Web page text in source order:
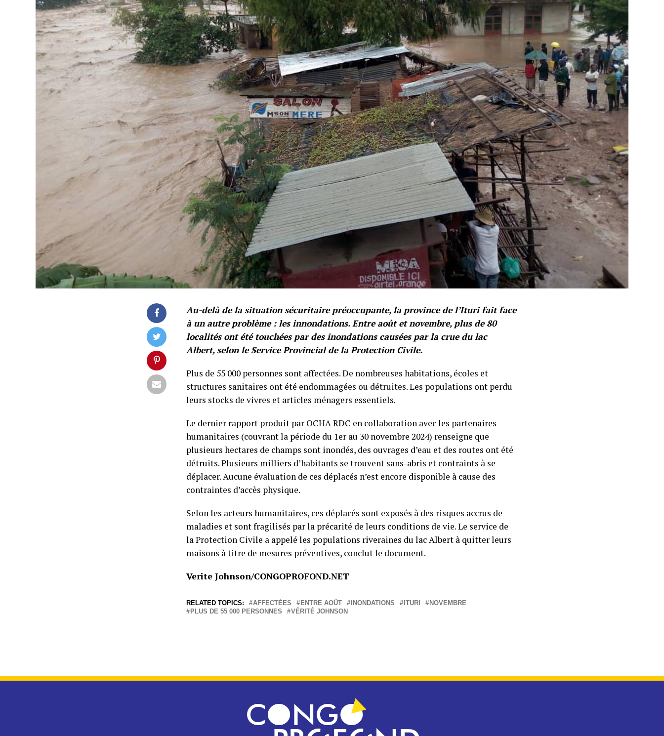
Au-delà de la situation sécuritaire préoccupante, la province de l’Ituri fait face
à un autre problème : les innondations. Entre août et novembre, plus de 80
localités ont été touchées par des inondations causées par la crue du lac
Albert, selon le Service Provincial de la Protection Civile.
Plus de 55 000 personnes sont affectées. De nombreuses habitations, écoles et
structures sanitaires ont été endommagées ou détruites. Les populations ont perdu
leurs stocks de vivres et articles ménagers essentiels.
Le dernier rapport produit par OCHA RDC en collaboration avec les partenaires
humanitaires (couvrant la période du 1er au 30 novembre 2024) renseigne que
plusieurs hectares de champs sont inondés, des ouvrages d’eau et des routes ont été
détruits. Plusieurs milliers d’habitants se trouvent sans-abris et contraints à se
déplacer. Aucune évaluation de ces déplacés n’est encore disponible à cause des
contraintes d’accès physique.
Selon les acteurs humanitaires, ces déplacés sont exposés à des risques accrus de
maladies et sont fragilisés par la précarité de leurs conditions de vie. Le service de
la Protection Civile a appelé les populations riveraines du lac Albert à quitter leurs
maisons à titre de mesures préventives, conclut le document.
Verite Johnson/CONGOPROFOND.NET
RELATED TOPICS: AFFECTÉES ENTRE AOÛT INONDATIONS ITURI
NOVEMBRE
PLUS DE 55 000 PERSONNES
VÉRITÉ JOHNSON